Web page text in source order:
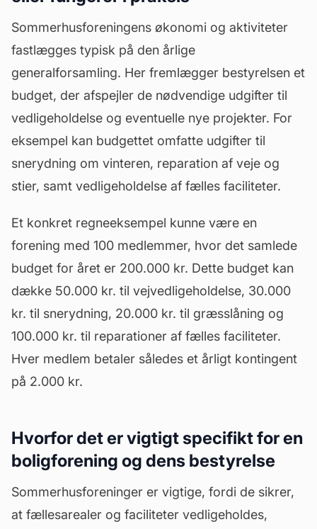
Sommerhusforeningens økonomi og aktiviteter
fastlægges typisk på den årlige
generalforsamling. Her fremlægger bestyrelsen et
budget, der afspejler de nødvendige udgifter til
vedligeholdelse og eventuelle nye projekter. For
eksempel kan budgettet omfatte udgifter til
snerydning om vinteren, reparation af veje og
stier, samt vedligeholdelse af fælles faciliteter.
Et konkret regneeksempel kunne være en
forening med 100 medlemmer, hvor det samlede
budget for året er 200.000 kr. Dette budget kan
dække 50.000 kr. til vejvedligeholdelse, 30.000
kr. til snerydning, 20.000 kr. til græsslåning og
100.000 kr. til reparationer af fælles faciliteter.
Hver medlem betaler således et årligt kontingent
på 2.000 kr.
Hvorfor det er vigtigt specifikt for en
boligforening og dens bestyrelse
Sommerhusforeninger er vigtige, fordi de sikrer,
at fællesarealer og faciliteter vedligeholdes,